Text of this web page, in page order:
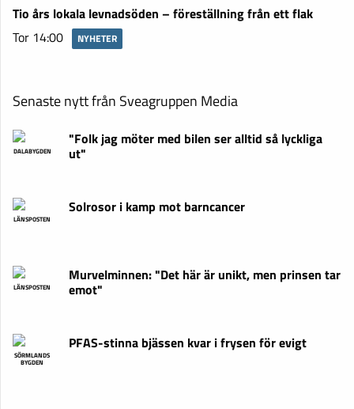
Tio års lokala levnadsöden – föreställning från ett flak
Tor 14:00
NYHETER
Senaste nytt från Sveagruppen Media
DALABYGDEN
"Folk jag möter med bilen ser alltid så lyckliga
ut"
LÄNSPOSTEN
Solrosor i kamp mot barncancer
LÄNSPOSTEN
Murvelminnen: "Det här är unikt, men prinsen tar
emot"
SÖRMLANDS
BYGDEN
PFAS-stinna bjässen kvar i frysen för evigt